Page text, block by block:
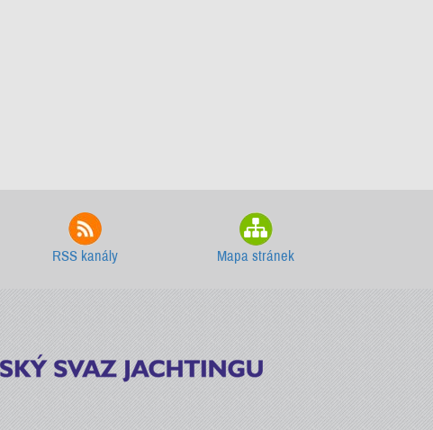
RSS kanály Mapa stránek